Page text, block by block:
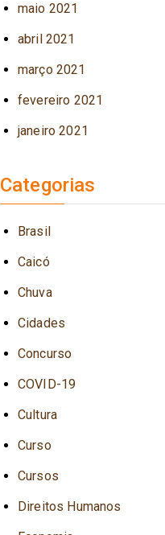
maio 2021
abril 2021
março 2021
fevereiro 2021
janeiro 2021
Categorias
Brasil
Caicó
Chuva
Cidades
Concurso
COVID-19
Cultura
Curso
Cursos
Direitos Humanos